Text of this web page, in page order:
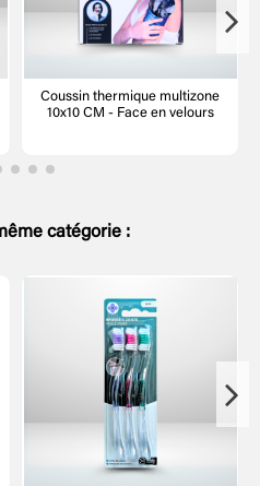
Coussin thermique multizone
10x10 CM - Face en velours
catégorie :